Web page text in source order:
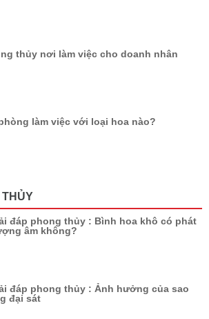
thủy nơi làm việc cho doanh nhân
làm việc với loại hoa nào?
đáp phong thủy : Bình hoa khô có phát
âm không?
đáp phong thủy : Ảnh hưởng của sao
đại sát